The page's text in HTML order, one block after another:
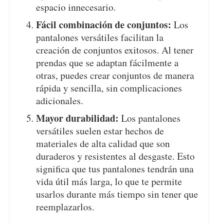
espacio innecesario.
Fácil combinación de conjuntos: Los
pantalones versátiles facilitan la
creación de conjuntos exitosos. Al tener
prendas que se adaptan fácilmente a
otras, puedes crear conjuntos de manera
rápida y sencilla, sin complicaciones
adicionales.
Mayor durabilidad: Los pantalones
versátiles suelen estar hechos de
materiales de alta calidad que son
duraderos y resistentes al desgaste. Esto
significa que tus pantalones tendrán una
vida útil más larga, lo que te permite
usarlos durante más tiempo sin tener que
reemplazarlos.